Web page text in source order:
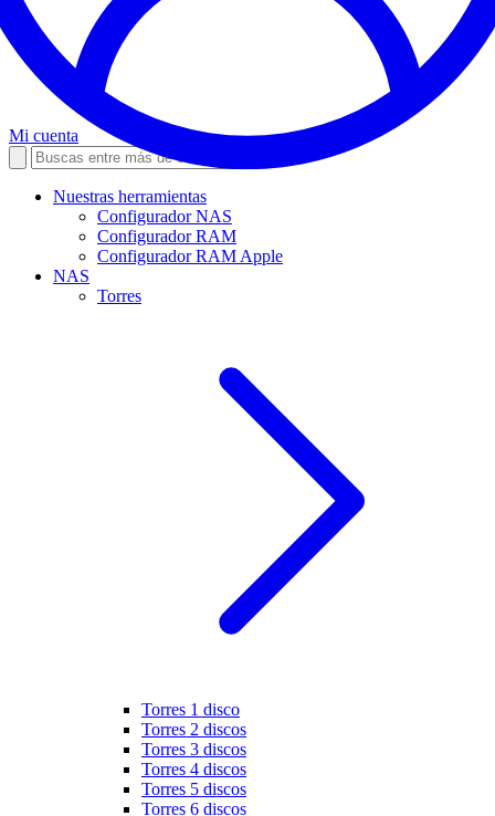
Mi cuenta
Nuestras herramientas
Configurador NAS
Configurador RAM
Configurador RAM Apple
NAS
Torres
Torres 1 disco
Torres 2 discos
Torres 3 discos
Torres 4 discos
Torres 5 discos
Torres 6 discos